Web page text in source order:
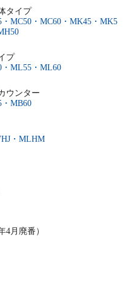
タイプ
MC50・MC60・MK45・MK5
プ
ML55・ML60
ウンター
MB60
・MLHM
4月廃番）